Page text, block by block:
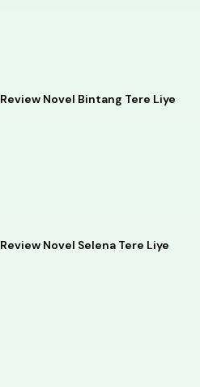
Review Novel Bintang Tere Liye
Review Novel Selena Tere Liye